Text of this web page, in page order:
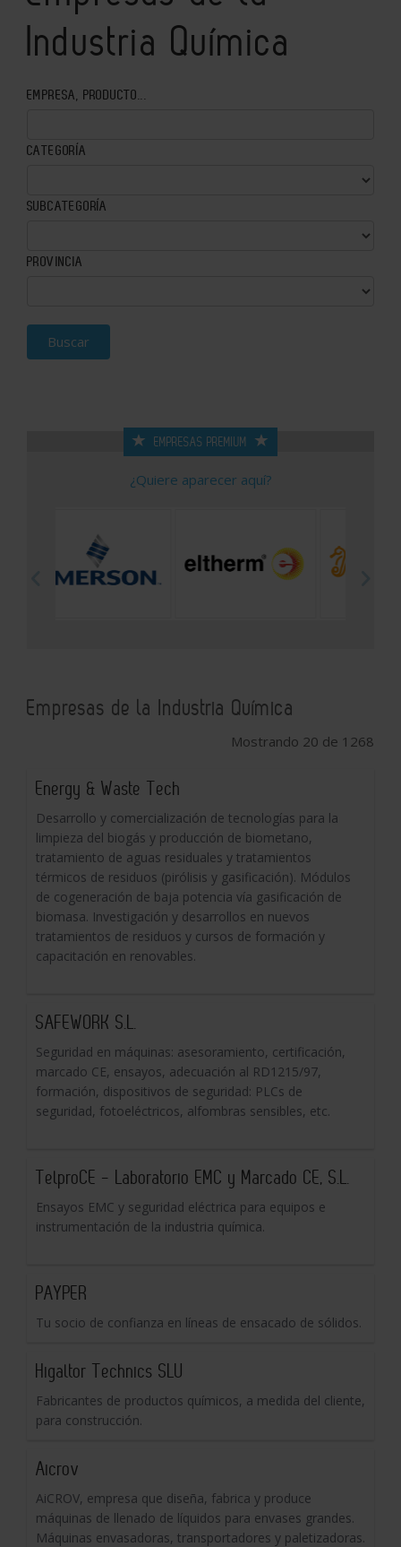
Industria Química
EMPRESA, PRODUCTO...
CATEGORÍA
SUBCATEGORÍA
PROVINCIA
Buscar
EMPRESAS PREMIUM
¿Quiere aparecer aquí?
Empresas de la Industria Química
Mostrando 20 de 1268
Energy & Waste Tech
Desarrollo y comercialización de tecnologías para la
limpieza del biogás y producción de biometano,
tratamiento de aguas residuales y tratamientos
térmicos de residuos (pirólisis y gasificación). Módulos
de cogeneración de baja potencia vía gasificación de
biomasa. Investigación y desarrollos en nuevos
tratamientos de residuos y cursos de formación y
capacitación en renovables.
SAFEWORK S.L.
Seguridad en máquinas: asesoramiento, certificación,
marcado CE, ensayos, adecuación al RD1215/97,
formación, dispositivos de seguridad: PLCs de
seguridad, fotoeléctricos, alfombras sensibles, etc.
TelproCE - Laboratorio EMC y Marcado CE, S.L.
Ensayos EMC y seguridad eléctrica para equipos e
instrumentación de la industria química.
PAYPER
Tu socio de confianza en líneas de ensacado de sólidos.
Higaltor Technics SLU
Fabricantes de productos químicos, a medida del cliente,
para construcción.
Aicrov
AiCROV, empresa que diseña, fabrica y produce
máquinas de llenado de líquidos para envases grandes.
Máquinas envasadoras, transportadores y paletizadoras.